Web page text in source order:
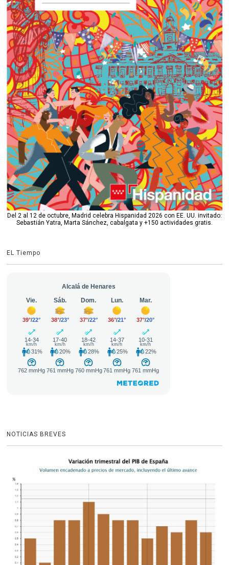
Del 2 al 12 de octubre, Madrid celebra Hispanidad 2026 con EE. UU. invitado:
Sebastián Yatra, Marta Sánchez, cabalgata y +150 actividades gratis.
EL Tiempo
NOTICIAS BREVES